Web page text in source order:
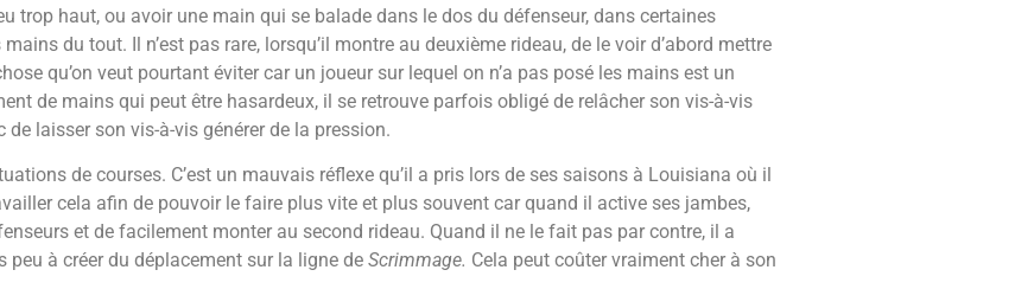
trop haut, ou avoir une main qui se balade dans le dos du défenseur, dans certaines
du tout. Il n’est pas rare, lorsqu’il montre au deuxième rideau, de le voir d’abord mettre
qu’on veut pourtant éviter car un joueur sur lequel on n’a pas posé les mains est un
de mains qui peut être hasardeux, il se retrouve parfois obligé de relâcher son vis-à-vis
laisser son vis-à-vis générer de la pression.
de courses. C’est un mauvais réflexe qu’il a pris lors de ses saisons à Louisiana où il
cela afin de pouvoir le faire plus vite et plus souvent car quand il active ses jambes,
et de facilement monter au second rideau. Quand il ne le fait pas par contre, il a
peu à créer du déplacement sur la ligne de Scrimmage. Cela peut coûter vraiment cher à son